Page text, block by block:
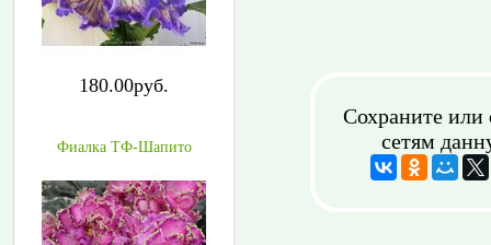
180.00руб.
Фиалка ТФ-Шапито
Сохраните или
сетям